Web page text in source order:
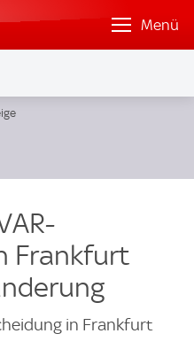
Menü
Frankfurt
in Frankfurt